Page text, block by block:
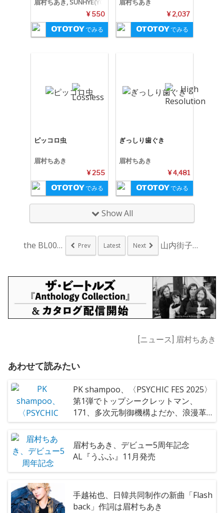
眉村ちあき, SUNHYE(YO
UNG POSSE), YEONJUN
¥ 550
でみる
眉村ちあき
¥ 2,037
でみる
ピッコロ虫
眉村ちあき
¥ 255
でみる
ぎっしり歯ぐき
眉村ちあき
¥ 4,481
でみる
Show All
the BL00M、... Prev Latest Next 山内街子、映画 『ま...
[ニュース] 眉村ちあき
あわせて読みたい
PK shampoo、〈PSYCHIC FES 2025〉
第1弾でトップシークレットマン、
171、多次元制御機構よだか、浪漫革
命ら12組
眉村ちあき、デビュー5周年記念
AL『うふふ』11月発売
手越祐也、日韓共同制作の新曲「Flash
back」作詞は眉村ちあき